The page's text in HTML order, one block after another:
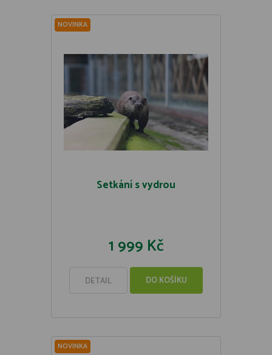
NOVINKA
Setkání s vydrou
1 999 Kč
DETAIL DO KOŠÍKU
NOVINKA